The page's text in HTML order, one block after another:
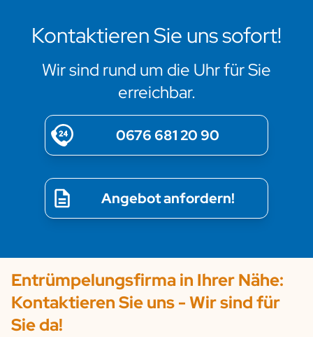
Kontaktieren Sie uns sofort!
Wir sind rund um die Uhr für Sie
erreichbar.
0676 681 20 90
Angebot anfordern!
Entrümpelungsfirma in Ihrer Nähe:
Kontaktieren Sie uns - Wir sind für
Sie da!